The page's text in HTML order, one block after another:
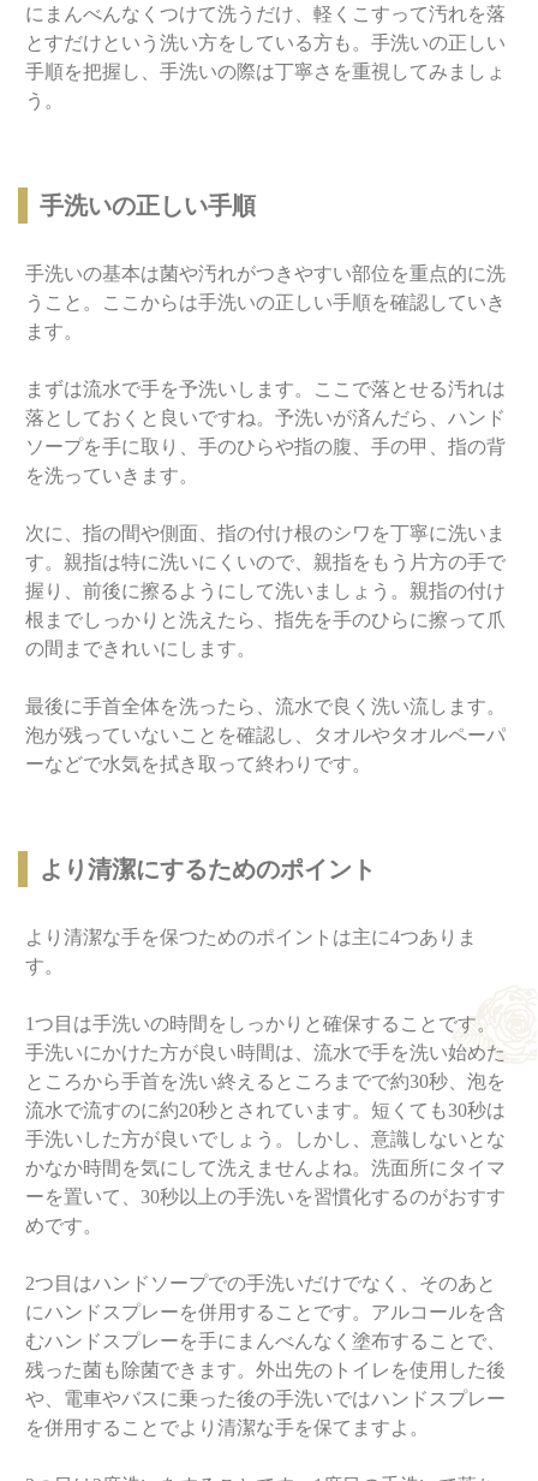
にまんべんなくつけて洗うだけ、軽くこすって汚れを落
とすだけという洗い方をしている方も。手洗いの正しい
手順を把握し、手洗いの際は丁寧さを重視してみましょ
う。
手洗いの正しい手順
手洗いの基本は菌や汚れがつきやすい部位を重点的に洗
うこと。ここからは手洗いの正しい手順を確認していき
ます。
まずは流水で手を予洗いします。ここで落とせる汚れは
落としておくと良いですね。予洗いが済んだら、ハンド
ソープを手に取り、手のひらや指の腹、手の甲、指の背
を洗っていきます。
次に、指の間や側面、指の付け根のシワを丁寧に洗いま
す。親指は特に洗いにくいので、親指をもう片方の手で
握り、前後に擦るようにして洗いましょう。親指の付け
根までしっかりと洗えたら、指先を手のひらに擦って爪
の間まできれいにします。
最後に手首全体を洗ったら、流水で良く洗い流します。
泡が残っていないことを確認し、タオルやタオルペーパ
ーなどで水気を拭き取って終わりです。
より清潔にするためのポイント
より清潔な手を保つためのポイントは主に4つありま
す。
1つ目は手洗いの時間をしっかりと確保することです。
手洗いにかけた方が良い時間は、流水で手を洗い始めた
ところから手首を洗い終えるところまでで約30秒、泡を
流水で流すのに約20秒とされています。短くても30秒は
手洗いした方が良いでしょう。しかし、意識しないとな
かなか時間を気にして洗えませんよね。洗面所にタイマ
ーを置いて、30秒以上の手洗いを習慣化するのがおすす
めです。
2つ目はハンドソープでの手洗いだけでなく、そのあと
にハンドスプレーを併用することです。アルコールを含
むハンドスプレーを手にまんべんなく塗布することで、
残った菌も除菌できます。外出先のトイレを使用した後
や、電車やバスに乗った後の手洗いではハンドスプレー
を併用することでより清潔な手を保てますよ。